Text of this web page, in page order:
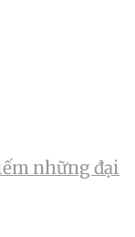
những đại